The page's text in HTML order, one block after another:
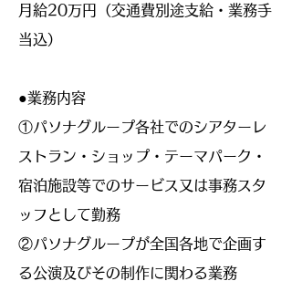
月給20万円（交通費別途支給・業務手
当込）
●業務内容
​①パソナグループ各社でのシアターレ
ストラン・ショップ・テーマパーク・
宿泊施設等でのサービス又は事務スタ
ッフとして勤務
②パソナグループが全国各地で企画す
る公演及びその制作に関わる業務